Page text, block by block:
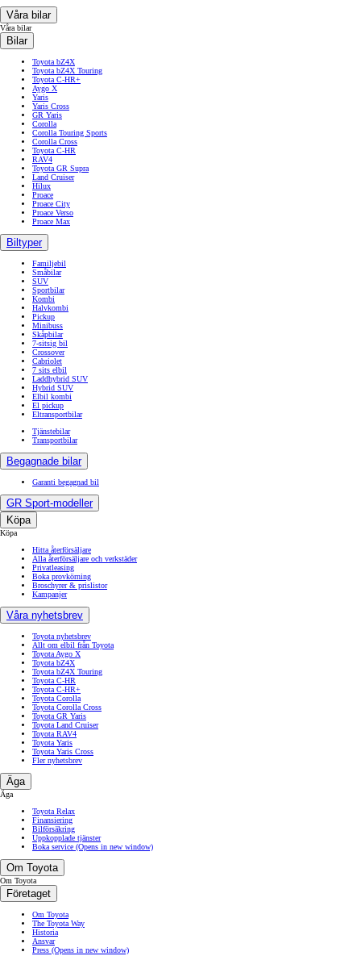
Våra bilar
Våra bilar
Bilar
Toyota bZ4X
Toyota bZ4X Touring
Toyota C-HR+
Aygo X
Yaris
Yaris Cross
GR Yaris
Corolla
Corolla Touring Sports
Corolla Cross
Toyota C-HR
RAV4
Toyota GR Supra
Land Cruiser
Hilux
Proace
Proace City
Proace Verso
Proace Max
Biltyper
Familjebil
Småbilar
SUV
Sportbilar
Kombi
Halvkombi
Pickup
Minibuss
Skåpbilar
7-sitsig bil
Crossover
Cabriolet
7 sits elbil
Laddhybrid SUV
Hybrid SUV
Elbil kombi
El pickup
Eltransportbilar
Tjänstebilar
Transportbilar
Begagnade bilar
Garanti begagnad bil
GR Sport-modeller
Köpa
Köpa
Hitta återförsäljare
Alla återförsäljare och verkstäder
Privatleasing
Boka provkörning
Broschyrer & prislistor
Kampanjer
Våra nyhetsbrev
Toyota nyhetsbrev
Allt om elbil från Toyota
Toyota Aygo X
Toyota bZ4X
Toyota bZ4X Touring
Toyota C-HR
Toyota C-HR+
Toyota Corolla
Toyota Corolla Cross
Toyota GR Yaris
Toyota Land Cruiser
Toyota RAV4
Toyota Yaris
Toyota Yaris Cross
Fler nyhetsbrev
Äga
Äga
Toyota Relax
Finansiering
Bilförsäkring
Uppkopplade tjänster
Boka service (Opens in new window)
Om Toyota
Om Toyota
Företaget
Om Toyota
The Toyota Way
Historia
Ansvar
Press (Opens in new window)